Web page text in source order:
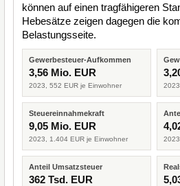
können auf einen tragfähigeren
Hebesätze zeigen dagegen die
Belastungsseite.
Gewerbesteuer-Aufkommen
3,56 Mio. EUR
2023, 552 EUR je Einwohner
Steuereinnahmekraft
9,05 Mio. EUR
2023, 1.404 EUR je Einwohner 2023
Anteil Umsatzsteuer
362 Tsd. EUR